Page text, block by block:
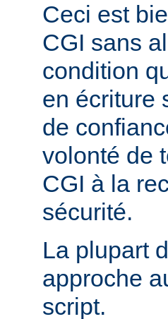
Ceci est
CGI sans
condition
en écriture
de
volonté de
CGI à la
sécurité.
La plupart
approche
script.